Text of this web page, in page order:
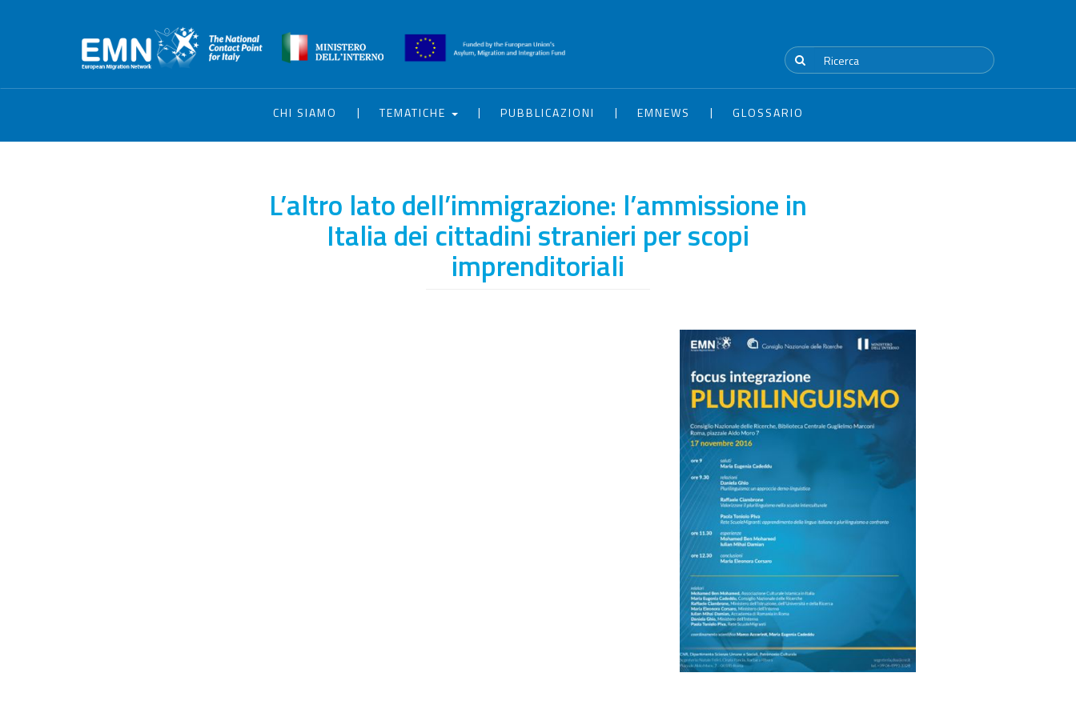
CHI SIAMO | TEMATICHE | PUBBLICAZIONI | EMNEWS | GLOSSARIO
L’altro lato dell’immigrazione: l’ammissione in
Italia dei cittadini stranieri per scopi
imprenditoriali